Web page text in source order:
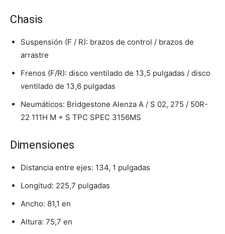
Chasis
Suspensión (F / R): brazos de control / brazos de
arrastre
Frenos (F/R): disco ventilado de 13,5 pulgadas / disco
ventilado de 13,6 pulgadas
Neumáticos: Bridgestone Alenza A / S 02, 275 / 50R-
22 111H M + S TPC SPEC 3156MS
Dimensiones
Distancia entre ejes: 134, 1 pulgadas
Longitud: 225,7 pulgadas
Ancho: 81,1 en
Altura: 75,7 en